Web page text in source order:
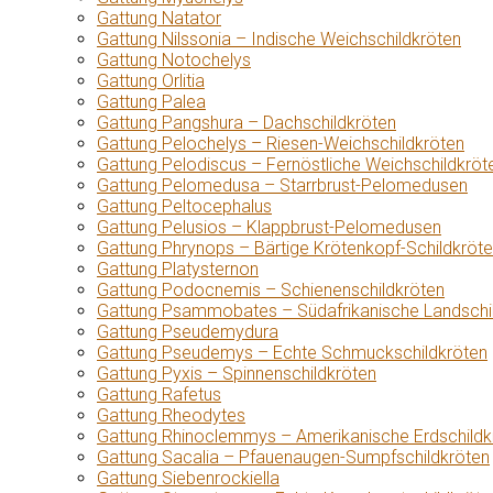
Gattung Natator
Gattung Nilssonia – Indische Weichschildkröten
Gattung Notochelys
Gattung Orlitia
Gattung Palea
Gattung Pangshura – Dachschildkröten
Gattung Pelochelys – Riesen-Weichschildkröten
Gattung Pelodiscus – Fernöstliche
Gattung Pelomedusa – Starrbrust-Pelomedusen
Gattung Peltocephalus
Gattung Pelusios – Klappbrust-Pelomedusen
Gattung Phrynops – Bärtige Krötenkopf-
Gattung Platysternon
Gattung Podocnemis – Schienenschildkröten
Gattung Psammobates – Südafrikanische
Gattung Pseudemydura
Gattung Pseudemys – Echte Schmuckschildkröten
Gattung Pyxis – Spinnenschildkröten
Gattung Rafetus
Gattung Rheodytes
Gattung Rhinoclemmys – Amerikanische
Gattung Sacalia – Pfauenaugen-Sumpfschildkröten
Gattung Siebenrockiella